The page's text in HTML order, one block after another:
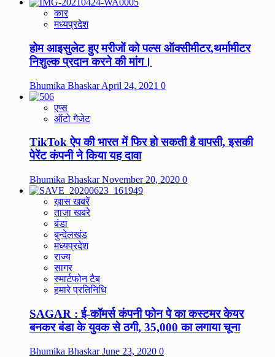
कार
मध्यप्रदेश
होम आइसुलेट हुए मरीजों को पल्स ऑक्सीमीटर,थर्मामीटर
निशुल्क प्रदान करने की मांग।
Bhumika BhaskarApril 24, 2021 0
एप्स
ऑटो गैजेट
TikTok ऐप की भारत में फिर हो सकती है वापसी, इसकी
पेरेंट कंपनी ने किया यह दावा
Bhumika BhaskarNovember 20, 2020 0
ख़ास खबरें
ताज़ा खबरे
बंडा
बुन्देलखंड
मध्यप्रदेश
राज्य
सागर
स्मार्टफोन टैब
हमारे प्रतिनिधि
SAGAR : ई-कॉमर्स कंपनी फोन पे का कस्टमर केयर
बनकर बंडा के युवक से ठगी, 35,000 का लगाया चूना
Bhumika BhaskarJune 23, 2020 0